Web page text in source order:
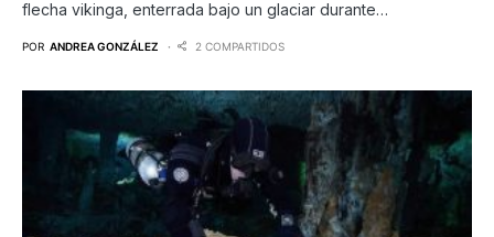
flecha vikinga, enterrada bajo un glaciar durante…
POR ANDREA GONZÁLEZ 2 COMPARTIDOS